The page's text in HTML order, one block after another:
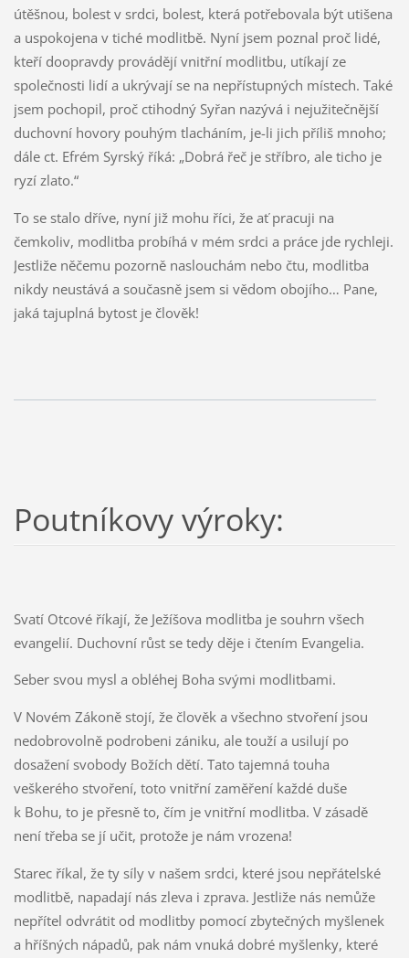
útěšnou, bolest v srdci, bolest, která potřebovala být utišena
a uspokojena v tiché modlitbě. Nyní jsem poznal proč lidé,
kteří doopravdy provádějí vnitřní modlitbu, utíkají ze
společnosti lidí a ukrývají se na nepřístupných místech. Také
jsem pochopil, proč ctihodný Syřan nazývá i nejužitečnější
duchovní hovory pouhým tlacháním, je-li jich příliš mnoho;
dále ct. Efrém Syrský říká: „Dobrá řeč je stříbro, ale ticho je
ryzí zlato.“
To se stalo dříve, nyní již mohu říci, že ať pracuji na
čemkoliv, modlitba probíhá v mém srdci a práce jde rychleji.
Jestliže něčemu pozorně naslouchám nebo čtu, modlitba
nikdy neustává a současně jsem si vědom obojího… Pane,
jaká tajuplná bytost je člověk!
Poutníkovy výroky:
Svatí Otcové říkají, že Ježíšova modlitba je souhrn všech
evangelií. Duchovní růst se tedy děje i čtením Evangelia.
Seber svou mysl a obléhej Boha svými modlitbami.
V Novém Zákoně stojí, že člověk a všechno stvoření jsou
nedobrovolně podrobeni zániku, ale touží a usilují po
dosažení svobody Božích dětí. Tato tajemná touha
veškerého stvoření, toto vnitřní zaměření každé duše
k Bohu, to je přesně to, čím je vnitřní modlitba. V zásadě
není třeba se jí učit, protože je nám vrozena!
Starec říkal, že ty síly v našem srdci, které jsou nepřátelské
modlitbě, napadají nás zleva i zprava. Jestliže nás nemůže
nepřítel odvrátit od modlitby pomocí zbytečných myšlenek
a hříšných nápadů, pak nám vnuká dobré myšlenky, které